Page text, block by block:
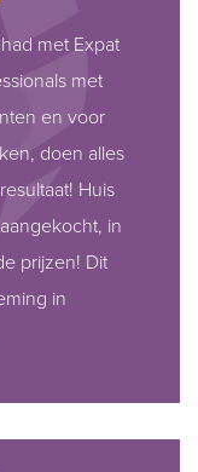
met Expat
met
en voor
doen alles
Huis
in
prijzen! Dit
in